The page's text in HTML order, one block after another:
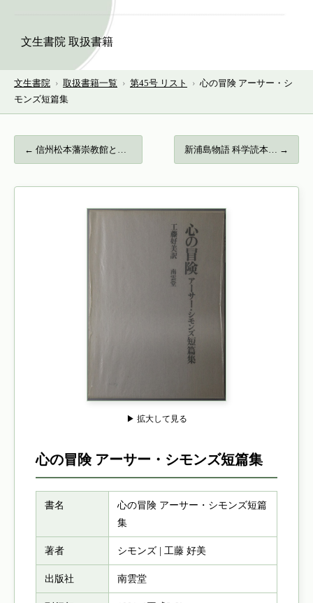
文生書院 取扱書籍
文生書院 › 取扱書籍一覧 › 第45号 リスト › 心の冒険 アーサー・シ
モンズ短篇集
← 信州松本藩崇教館と多湖文庫 新典社研究叢… 新浦島物語 科学読本… →
▶ 拡大して見る
心の冒険 アーサー・シモンズ短篇集
書名
心の冒険 アーサー・シモンズ短篇
集
著者 シモンズ | 工藤 好美
出版社 南雲堂